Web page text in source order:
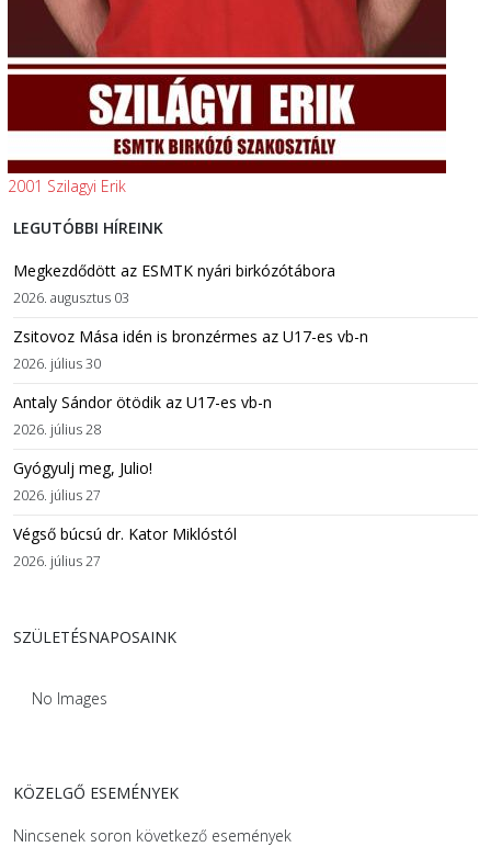
2001 Szilagyi Erik
LEGUTÓBBI HÍREINK
Megkezdődött az ESMTK nyári birkózótábora
2026. augusztus 03
Zsitovoz Mása idén is bronzérmes az U17-es vb-n
2026. július 30
Antaly Sándor ötödik az U17-es vb-n
2026. július 28
Gyógyulj meg, Julio!
2026. július 27
Végső búcsú dr. Kator Miklóstól
2026. július 27
SZÜLETÉSNAPOSAINK
No Images
KÖZELGŐ ESEMÉNYEK
Nincsenek soron következő események